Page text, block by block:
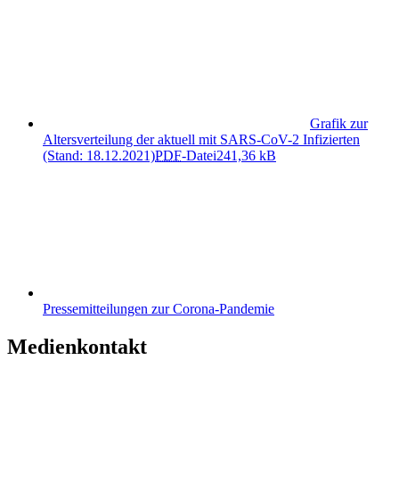
Grafik zur
Altersverteilung der aktuell mit SARS-CoV-2 Infizierten
(Stand: 18.12.2021)PDF-Datei241,36 kB
Pressemitteilungen zur Corona-Pandemie
Medienkontakt